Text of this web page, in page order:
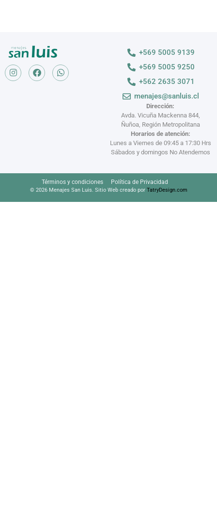
Dirección:
Avda. Vicuña Mackenna 844,
Ñuñoa, Región Metropolitana
Horarios de atención:
Lunes a Viernes de 09:45 a 17:30 Hrs
Sábados y domingos No Atendemos
+569 5005 9139
+569 5005 9250
+562 2635 3071
menajes@sanluis.cl
Términos y condiciones Política de Privacidad
© 2026 Menajes San Luis. Sitio Web creado por TatryDesign.com